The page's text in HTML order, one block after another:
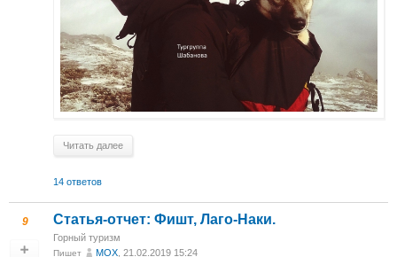
Читать далее
14 ответов
9 Статья-отчет: Фишт, Лаго-Наки.
Горный туризм
Пишет MOX , 21.02.2019 15:24